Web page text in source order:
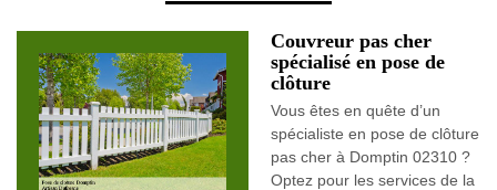
Couvreur pas cher
spécialisé en pose de
clôture
Vous êtes en quête d’un
spécialiste en pose de clôture
pas cher à Domptin 02310 ?
Optez pour les services de la